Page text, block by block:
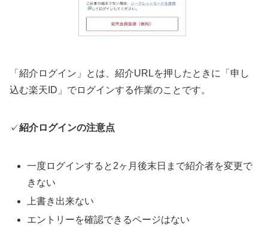
「紹介ログイン」とは、紹介URLを押したときに「申し
込む楽天ID」でログインする作業のことです。
✓紹介ログインの注意点
一度ログインすると2ヶ月後末日まで紹介者を変更で
きない
上書き出来ない
エントリーを確認できるページはない